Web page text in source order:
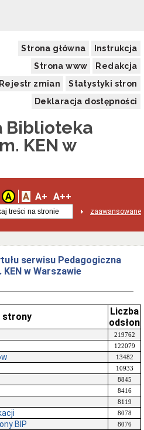
Strona główna
Instrukcja
Strona www
Redakcja
Rejestr zmian
Statystyki stron
Deklaracja dostępności
Biblioteka
KEN w
A A A+ A++
zaawansowane
serwisu Pedagogiczna
w Warszawie
strony
Liczba
odsłon
219762
122079
13482
10933
8845
8416
8119
8078
BIP
8076